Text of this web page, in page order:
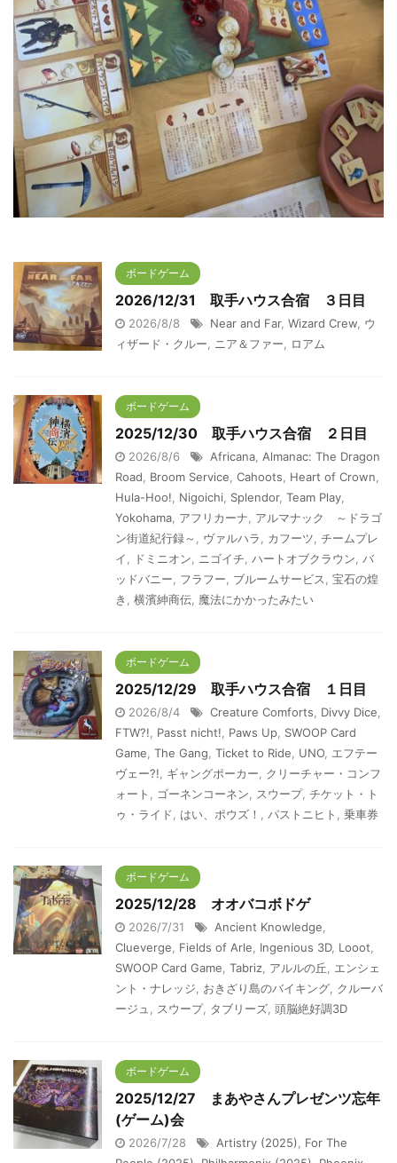
ボードゲーム
2026/12/31 取手ハウス合宿 ３日目
2026/8/8 Near and Far, Wizard Crew, ウ
ィザード・クルー, ニア＆ファー, ロアム
ボードゲーム
2025/12/30 取手ハウス合宿 ２日目
2026/8/6 Africana, Almanac: The Dragon
Road, Broom Service, Cahoots, Heart of Crown,
Hula-Hoo!, Nigoichi, Splendor, Team Play,
Yokohama, アフリカーナ, アルマナック ～ドラゴ
ン街道紀行録～ , ヴァルハラ, カフーツ, チームプレ
イ, ドミニオン, ニゴイチ, ハートオブクラウン, バ
ッドバニー, フラフー, ブルームサービス, 宝石の煌
き , 横濱紳商伝, 魔法にかかったみたい
ボードゲーム
2025/12/29 取手ハウス合宿 １日目
2026/8/4 Creature Comforts, Divvy Dice,
FTW?!, Passt nicht!, Paws Up, SWOOP Card
Game, The Gang, Ticket to Ride, UNO, エフテー
ヴェー?!, ギャングポーカー, クリーチャー・コンフ
ォート , ゴーネンコーネン, スウープ, チケット・ト
ゥ・ライド, はい、ポウズ！ , パストニヒト , 乗車券
ボードゲーム
2025/12/28 オオバコボドゲ
2026/7/31 Ancient Knowledge,
Clueverge, Fields of Arle, Ingenious 3D, Looot,
SWOOP Card Game, Tabriz, アルルの丘, エンシェ
ント・ナレッジ, おきざり島のバイキング, クルーバ
ージュ, スウープ, タブリーズ, 頭脳絶好調3D
ボードゲーム
2025/12/27 まあやさんプレゼンツ忘年
(ゲーム)会
2026/7/28 Artistry (2025), For The